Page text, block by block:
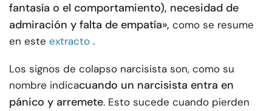
fantasía o el comportamiento), necesidad de
admiración y falta de empatía», como se resume
en este extracto .
Los signos de colapso narcisista son, como su
nombre indicacuando un narcisista entra en
pánico y arremete. Esto sucede cuando pierden